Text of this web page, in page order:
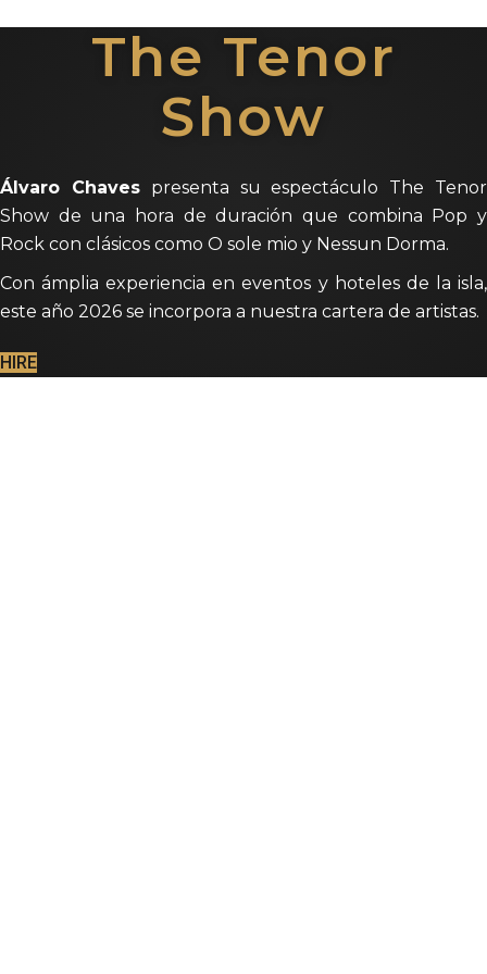
The Tenor
Show
Álvaro Chavespresenta su espectáculo The Tenor
Show de una hora de duración que combina Pop y
Rock con clásicos como O sole mio y Nessun Dorma.
Con ámplia experiencia en eventos y hoteles de la isla,
este año 2026 se incorpora a nuestra cartera de artistas.
HIRE